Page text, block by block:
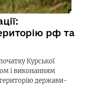
рф та
Курської
і виконанням
територію держави-